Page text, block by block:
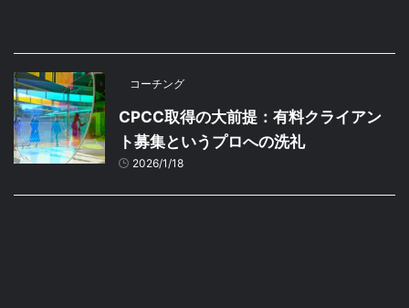
コーチング
CPCC取得の大前提：有料クライアン
ト募集というプロへの洗礼
2026/1/18